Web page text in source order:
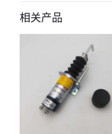
相关产品